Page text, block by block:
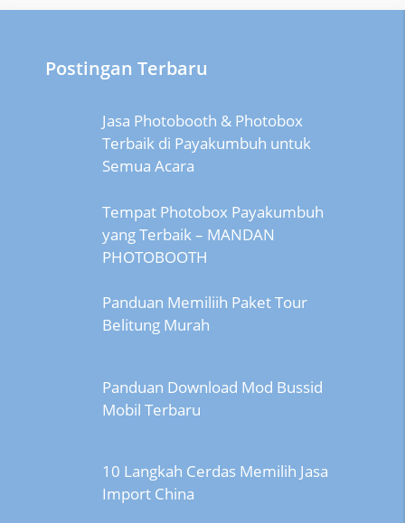
Postingan Terbaru
Jasa Photobooth & Photobox
Terbaik di Payakumbuh untuk
Semua Acara
Tempat Photobox Payakumbuh
yang Terbaik – MANDAN
PHOTOBOOTH
Panduan Memiliih Paket Tour
Belitung Murah
Panduan Download Mod Bussid
Mobil Terbaru
10 Langkah Cerdas Memilih Jasa
Import China